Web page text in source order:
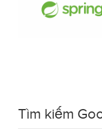
Tìm kiếm